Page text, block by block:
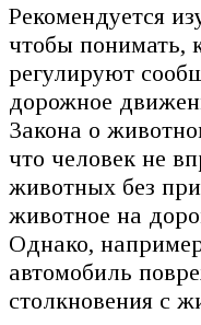
Рекомендуется
чтобы понимать,
регулируют
дорожное
Закона о
что человек не
животных без
животное на
Однако,
автомобиль
столкновения с